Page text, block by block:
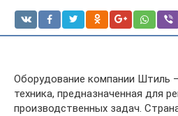
Оборудование компании Штиль
техника, предназначенная для
производственных задач.